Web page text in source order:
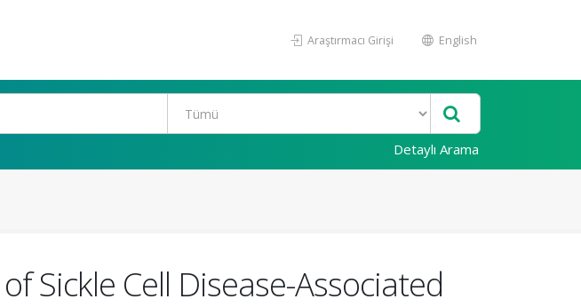
Araştırmacı Girişi English
Detaylı Arama
Sickle Cell Disease-Associated